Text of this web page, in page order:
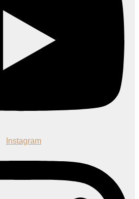
Instagram